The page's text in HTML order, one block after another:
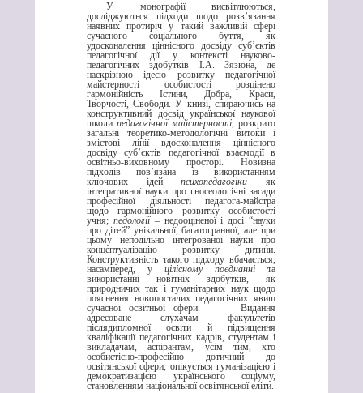
У монографії висвітлюються,
досліджуються підходи щодо розв’язання
наявних протиріч у такий важливій сфері
сучасного соціального буття, як
удосконалення ціннісного досвіду суб’єктів
педагогічної дії у контексті науково-
педагогічних здобутків І.А. Зязюна, де
наскрізною ідеєю розвитку педагогічної
майстерності особистості розцінено
гармонійність Істини, Добра, Краси,
Творчості, Свободи. У книзі, спираючись на
конструктивний досвід української наукової
школи педагогічної майстерності, розкрито
загальні теоретико-методологічні витоки і
змістові лінії вдосконалення ціннісного
досвіду суб’єктів педагогічної взаємодії в
освітньо-виховному просторі. Новизна
підходів пов’язана із використанням
ключових ідейпсихопедагогіки як
інтегративної науки про гносеологічні засади
професійної діяльності педагога-майстра
щодо гармонійного розвитку особистості
учня; педології– недооціненої і досі “науки
про дітей” унікальної, багатогранної, але при
цьому неподільно інтегрованої науки про
концептуалізацію розвитку дитини.
Конструктивність такого підходу вбачається,
насамперед, уцілісному поєднанніта
використанні новітніх здобутків, як
природничих так і гуманітарних наук щодо
пояснення новопосталих педагогічних явищ
сучасної освітньої сфери. Видання
адресоване слухачам факультетів
післядипломної освіти й підвищення
кваліфікації педагогічних кадрів, студентам і
викладачам, аспірантам, усім тим, хто
особистісно-професійно дотичний до
освітянської сфери, опікується гуманізацією і
демократизацією українського соціуму,
становленням національної освітянської еліти.